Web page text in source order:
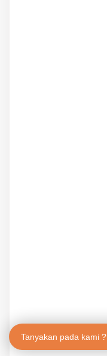
Tanyakan pada kami ?